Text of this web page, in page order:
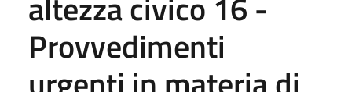
Provvedimenti